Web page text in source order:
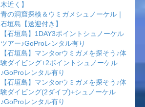
木近く】
青の洞窟探検＆ウミガメシュノーケル｜
石垣島【送迎付き】
【石垣島】1DAY3ポイントシュノーケル
ツアー♪GoProレンタル有り
【石垣島】マンタorウミガメを探そう♪体
験ダイビング+2ポイントシュノーケル
♪GoProレンタル有り
【石垣島】マンタorウミガメを探そう♪体
験ダイビング(2ダイブ)+シュノーケル
♪GoProレンタル有り